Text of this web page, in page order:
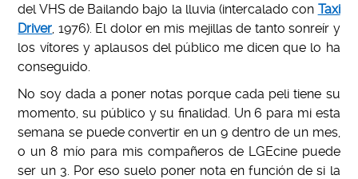
del VHS de Bailando bajo la lluvia (intercalado con Taxi
Driver , 1976). El dolor en mis mejillas de tanto sonreír y
los vítores y aplausos del público me dicen que lo ha
conseguido.
No soy dada a poner notas porque cada peli tiene su
momento, su público y su finalidad. Un 6 para mi esta
semana se puede convertir en un 9 dentro de un mes,
o un 8 mío para mis compañeros de LGEcine puede
ser un 3. Por eso suelo poner nota en función de si la